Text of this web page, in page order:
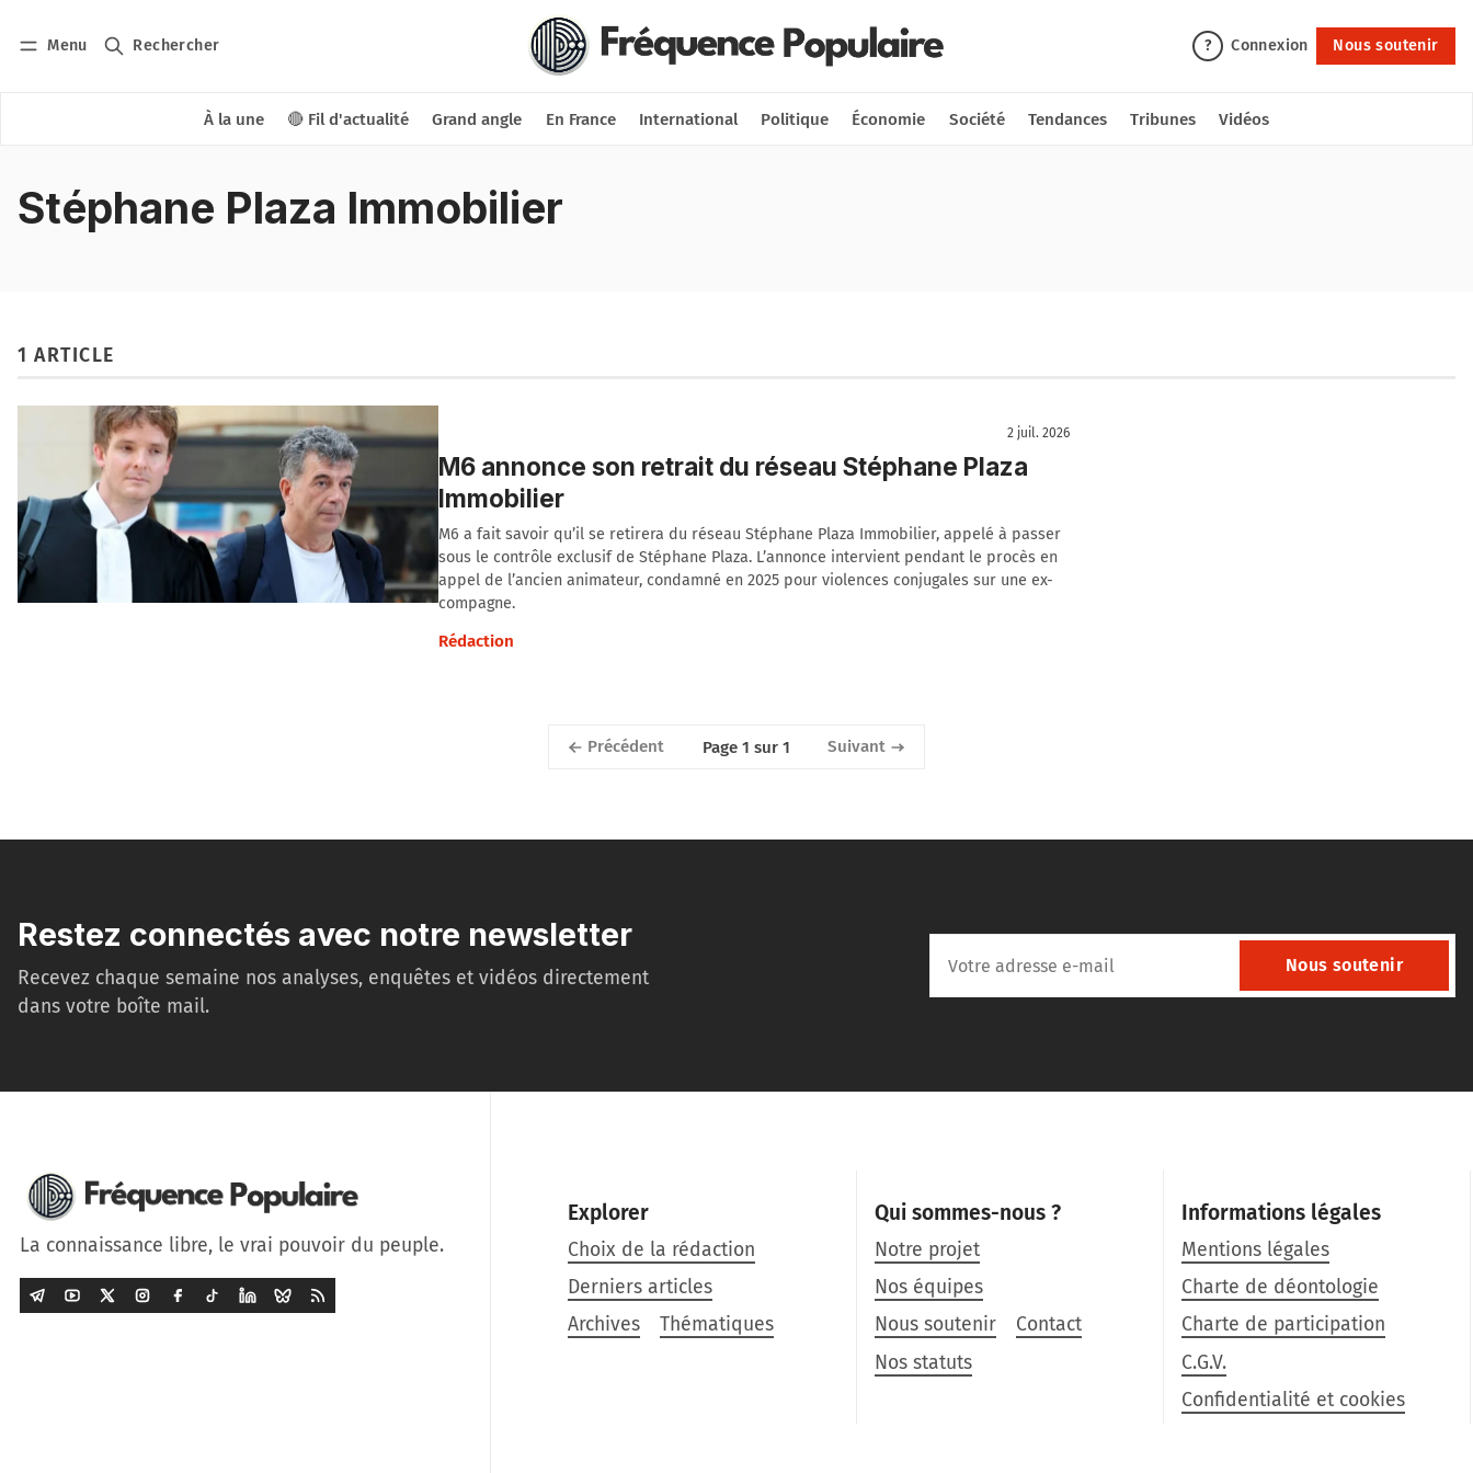
Menu Rechercher ? Connexion Nous soutenir
À la une 🔴 Fil d'actualité Grand angle En France International Politique Économie Société Tendances Tribunes Vidéos
Nous soutenir
Stéphane Plaza Immobilier
1 ARTICLE
2 juil. 2026
M6 annonce son retrait du réseau Stéphane Plaza
Immobilier
M6 a fait savoir qu’il se retirera du réseau Stéphane Plaza Immobilier, appelé à passer
sous le contrôle exclusif de Stéphane Plaza. L’annonce intervient pendant le procès en
appel de l’ancien animateur, condamné en 2025 pour violences conjugales sur une ex-
compagne.
Rédaction
Précédent Page 1 sur 1 Suivant
Restez connectés avec notre newsletter
Recevez chaque semaine nos analyses, enquêtes et vidéos directement
dans votre boîte mail.
Nous soutenir
La connaissance libre, le vrai pouvoir du peuple.
Explorer
Choix de la rédaction
Derniers articles
Archives
Thématiques
Qui sommes-nous ?
Notre projet
Nos équipes
Nous soutenir
Contact
Nos statuts
Informations légales
Mentions légales
Charte de déontologie
Charte de participation
C.G.V.
Confidentialité et cookies